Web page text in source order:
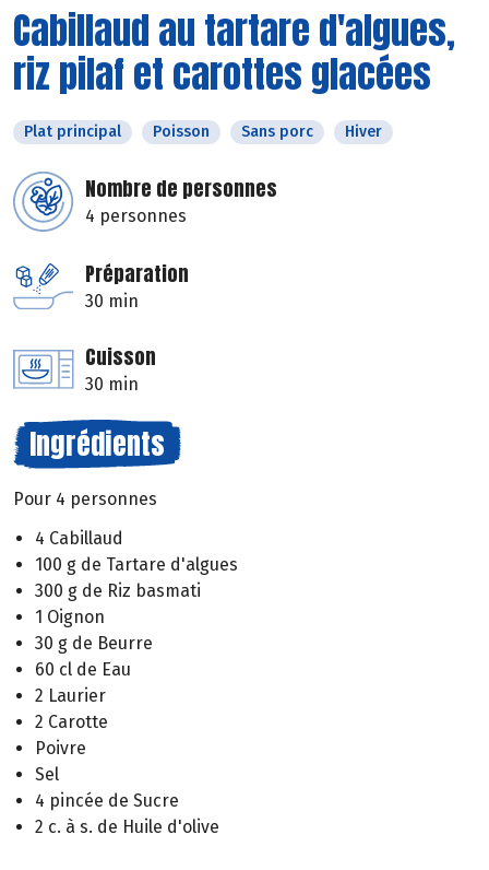
Cabillaud au tartare d'algues,
riz pilaf et carottes glacées
Plat principal Poisson Sans porc Hiver
Nombre de personnes
4 personnes
Préparation
30 min
Cuisson
30 min
Ingrédients
Pour 4 personnes
4 Cabillaud
100 g de Tartare d'algues
300 g de Riz basmati
1 Oignon
30 g de Beurre
60 cl de Eau
2 Laurier
2 Carotte
Poivre
Sel
4 pincée de Sucre
2 c. à s. de Huile d'olive